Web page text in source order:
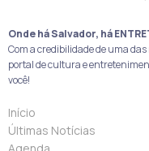
Onde há Salvador, há
Com a credibilidade de uma
portal de cultura e
você!
Início
Últimas Notícias